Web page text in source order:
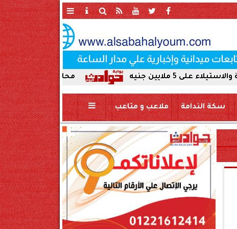
محافظ سوهاج يحيل واقعة ردم
سكة الندامة ملاعب و متاعب